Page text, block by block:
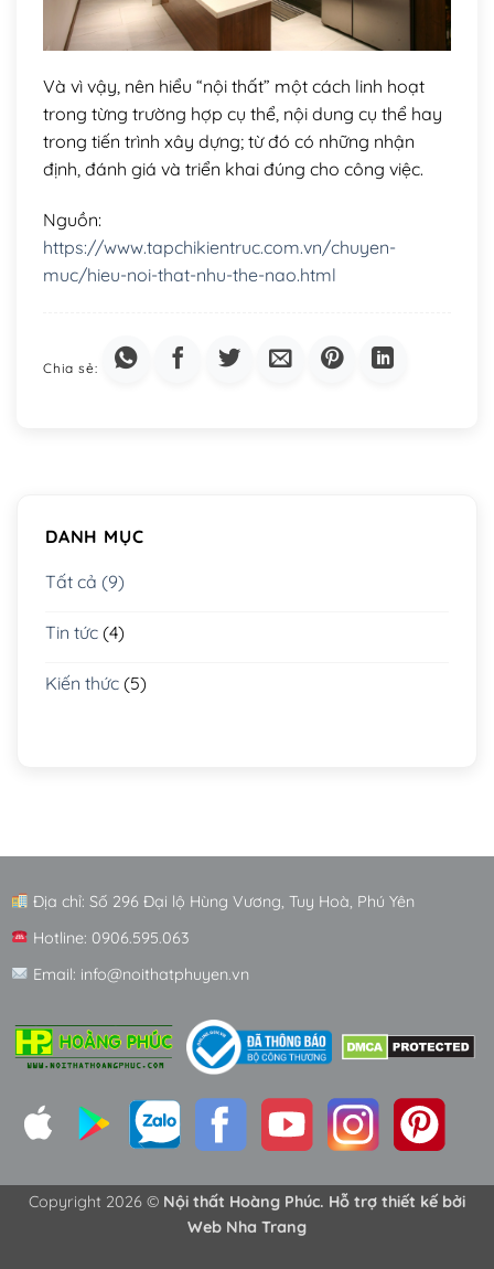
DANH MỤC
Tất cả (9)
Tin tức (4)
Kiến thức (5)
Và vì vậy, nên hiểu “nội thất” một cách linh hoạt
trong từng trường hợp cụ thể, nội dung cụ thể hay
trong tiến trình xây dựng; từ đó có những nhận
định, đánh giá và triển khai đúng cho công việc.
Nguồn:
https://www.tapchikientruc.com.vn/chuyen-
muc/hieu-noi-that-nhu-the-nao.html
Địa chỉ: Số 296 Đại lộ Hùng Vương, Tuy Hoà, Phú Yên
Hotline: 0906.595.063
Email: info@noithatphuyen.vn
Copyright 2026 © Nội thất Hoàng Phúc. Hỗ trợ thiết kế bởi
Web Nha Trang